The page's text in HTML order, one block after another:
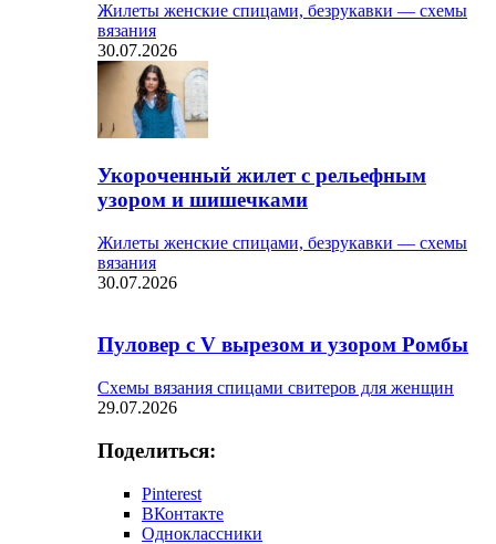
Жилеты женские спицами, безрукавки — схемы
вязания
30.07.2026
Укороченный жилет с рельефным
узором и шишечками
Жилеты женские спицами, безрукавки — схемы
вязания
30.07.2026
Пуловер с V вырезом и узором Ромбы
Схемы вязания спицами свитеров для женщин
29.07.2026
Поделиться:
Pinterest
ВКонтакте
Одноклассники